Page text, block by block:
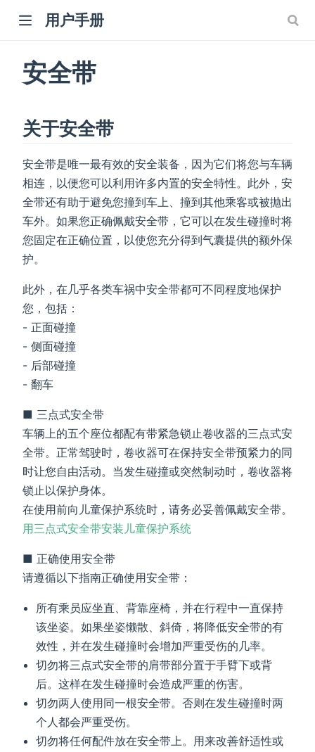
用户手册
安全带
关于安全带
安全带是唯一最有效的安全装备，因为它们将您与车辆
相连，以便您可以利用许多内置的安全特性。此外，安
全带还有助于避免您撞到车上、撞到其他乘客或被抛出
车外。如果您正确佩戴安全带，它可以在发生碰撞时将
您固定在正确位置，以使您充分得到气囊提供的额外保
护。
此外，在几乎各类车祸中安全带都可不同程度地保护
您，包括：
- 正面碰撞
- 侧面碰撞
- 后部碰撞
- 翻车
■ 三点式安全带
车辆上的五个座位都配有带紧急锁止卷收器的三点式安
全带。正常驾驶时，卷收器可在保持安全带预紧力的同
时让您自由活动。当发生碰撞或突然制动时，卷收器将
锁止以保护身体。
在使用前向儿童保护系统时，请务必妥善佩戴安全带。
用三点式安全带安装儿童保护系统
■ 正确使用安全带
请遵循以下指南正确使用安全带：
所有乘员应坐直、背靠座椅，并在行程中一直保持
该坐姿。如果坐姿懒散、斜倚，将降低安全带的有
效性，并在发生碰撞时会增加严重受伤的几率。
切勿将三点式安全带的肩带部分置于手臂下或背
后。这样在发生碰撞时会造成严重的伤害。
切勿两人使用同一根安全带。否则在发生碰撞时两
个人都会严重受伤。
切勿将任何配件放在安全带上。用来改善舒适性或